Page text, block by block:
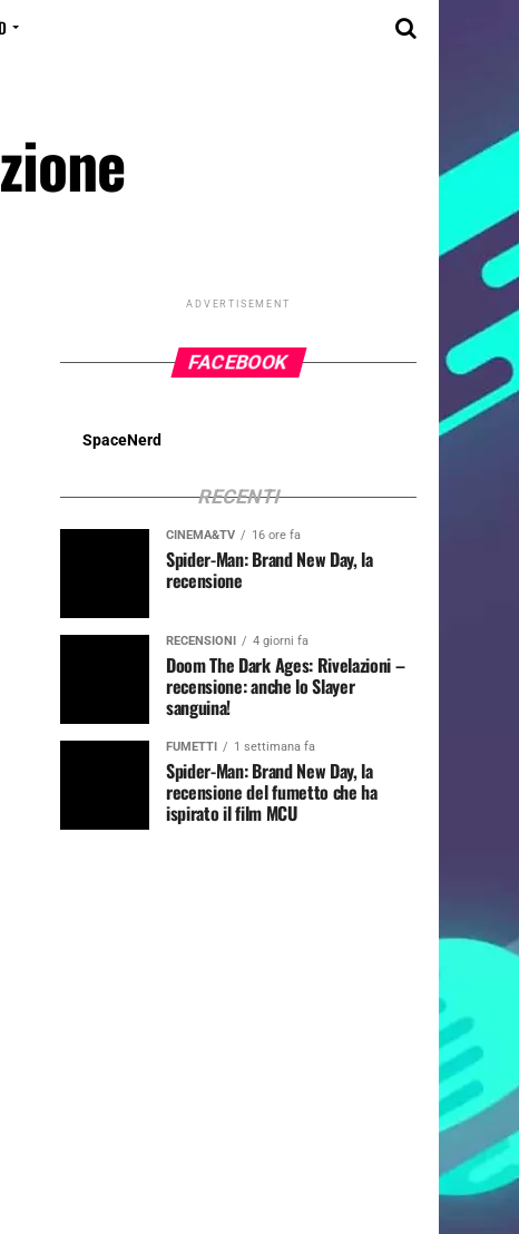
ADVERTISEMENT
FACEBOOK
SpaceNerd
RECENTI
CINEMA&TV 16 ore fa
Spider-Man: Brand New Day, la
recensione
RECENSIONI 4 giorni fa
Doom The Dark Ages: Rivelazioni –
recensione: anche lo Slayer
sanguina!
FUMETTI 1 settimana fa
Spider-Man: Brand New Day, la
recensione del fumetto che ha
ispirato il film MCU